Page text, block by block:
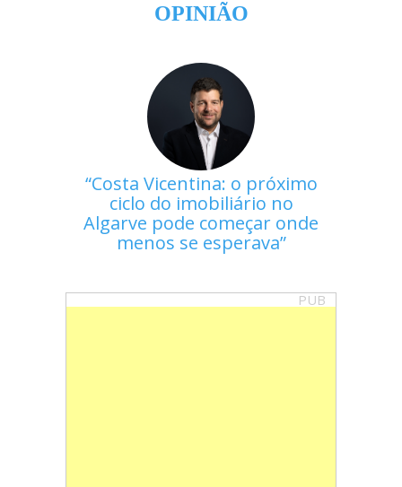
OPINIÃO
Costa Vicentina: o próximo
ciclo do imobiliário no
Algarve pode começar onde
menos se esperava
PUB